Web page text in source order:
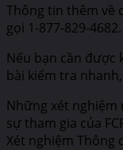
Thông tin thêm về
gọi 1-877-829-4682.
Nếu bạn cần được
bài kiểm tra
Những xét
sự tham gia của
Xét nghiệm Thông